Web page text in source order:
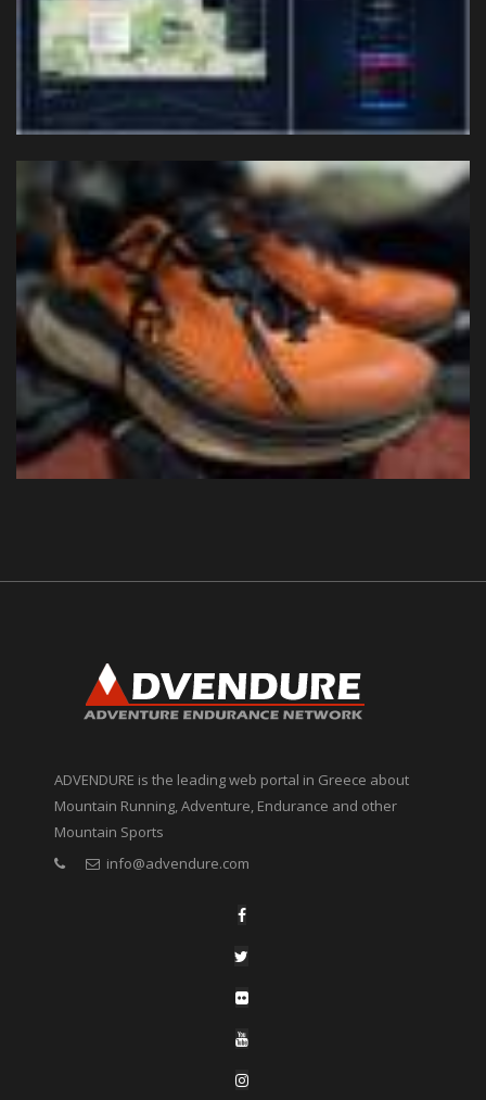
ADVENDURE is the leading web portal in Greece about
Mountain Running, Adventure, Endurance and other
Mountain Sports
info@advendure.com